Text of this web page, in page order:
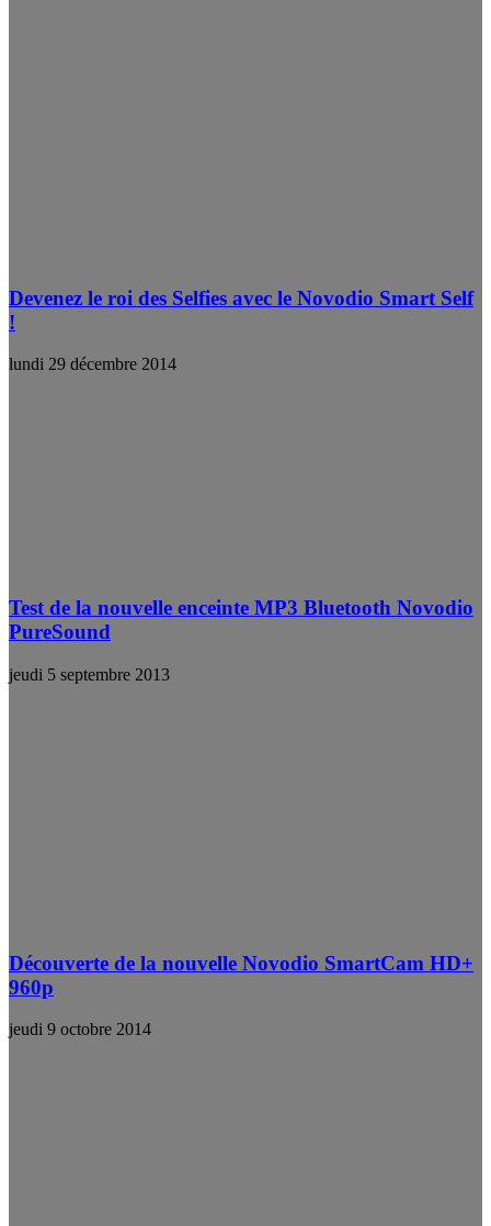
Devenez le roi des Selfies avec le Novodio Smart Self
!
lundi 29 décembre 2014
Test de la nouvelle enceinte MP3 Bluetooth Novodio
PureSound
jeudi 5 septembre 2013
Découverte de la nouvelle Novodio SmartCam HD+
960p
jeudi 9 octobre 2014